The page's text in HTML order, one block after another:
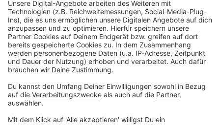
Hier gehts zum Interview nach seinem ersten Song der
bei dem DJ Hardwell unter Vertrag genommen wurde.
Anzeige
DJ Scheffwell im RADIOWMW Studio